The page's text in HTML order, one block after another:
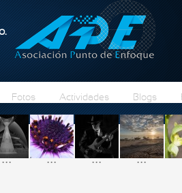
Pasar al contenido principal
Fotos Actividades Blogs
... ... ... ...